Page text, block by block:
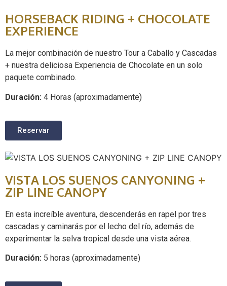
HORSEBACK RIDING + CHOCOLATE
EXPERIENCE
La mejor combinación de nuestro Tour a Caballo y Cascadas
+ nuestra deliciosa Experiencia de Chocolate en un solo
paquete combinado.
Duración: 4 Horas (aproximadamente)
Reservar
VISTA LOS SUENOS CANYONING +
ZIP LINE CANOPY
En esta increíble aventura, descenderás en rapel por tres
cascadas y caminarás por el lecho del río, además de
experimentar la selva tropical desde una vista aérea.
Duración: 5 horas (aproximadamente)